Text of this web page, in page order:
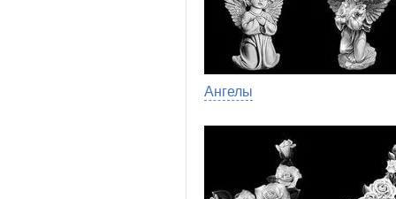
Ангелы